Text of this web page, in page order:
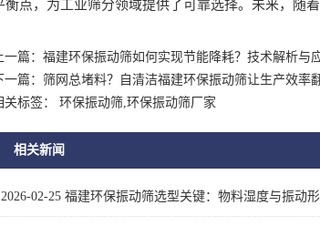
衡点，为工业筛分领域提供了可靠选择。未来，随
一篇： 福建环保振动筛如何实现节能降耗？技术解析与
一篇： 筛网总堵料？自清洁福建环保振动筛让生产效率
关标签： 环保振动筛,环保振动筛厂家
相关新闻
2026-02-25 福建环保振动筛选型关键：物料湿度与振动